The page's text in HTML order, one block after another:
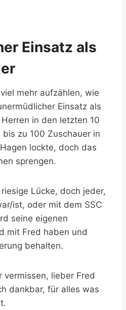
Einsatz als
mehr aufzählen, wie
Einsatz als
in den letzten 10
zu 100 Zuschauer in
lockte, doch das
sprengen.
Lücke, doch jeder,
ist, oder mit dem SSC
seine eigenen
mit Fred haben und
behalten.
vermissen, lieber Fred
dankbar, für alles was